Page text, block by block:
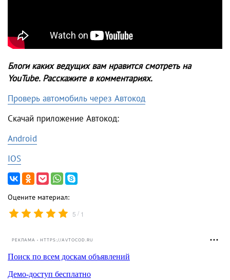
Блоги каких ведущих вам нравится смотреть на
YouTube. Расскажите в комментариях.
Проверь автомобиль через Автокод
Скачай приложение Автокод:
Android
IOS
Оцените материал:
5 / 1
РЕКЛАМА • HTTPS://AVTOCOD.RU